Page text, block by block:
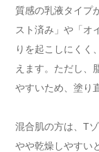
質感の乳液タイプ
スト済み」や「オ
りを起こしにくく
えます。ただし、
やすいため、塗り
混合肌の方は、T
やや乾燥しやすい